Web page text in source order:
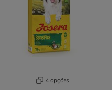
4 opções